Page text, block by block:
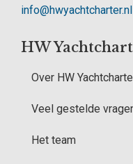
info@hwyachtcharter.nl
HW
Over HW
Veel gestelde
Het team